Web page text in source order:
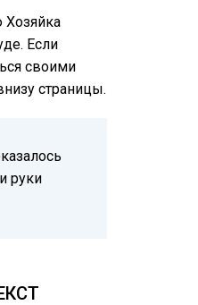
Хозяйка
Если
своими
страницы.
руки